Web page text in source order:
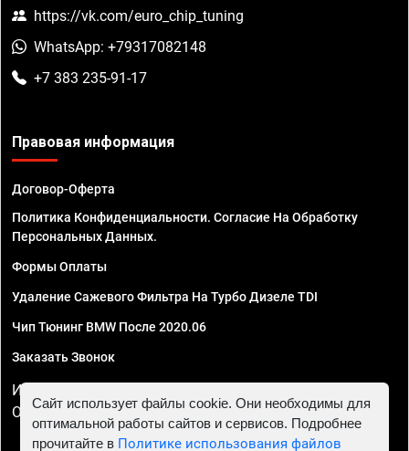
https://vk.com/euro_chip_tuning
WhatsApp: +79317082148
+7 383 235-91-17
Правовая информация
Договор-Оферта
Политика Конфиденциальности. Согласие На Обработку
Персональных Данных.
Формы Оплаты
Удаление Сажевого Фильтра На Турбо Дизеле TDI
Чип Тюнинг BMW После 2020.06
Заказать Звонок
ИП Смирнов Георгий Павлович. ИНН 781302555843,
ОГРНИП 324470400032610
Сайт использует файлы cookie. Они необходимы для
оптимальной работы сайтов и сервисов. Подробнее
прочитайте в Политике использования файлов